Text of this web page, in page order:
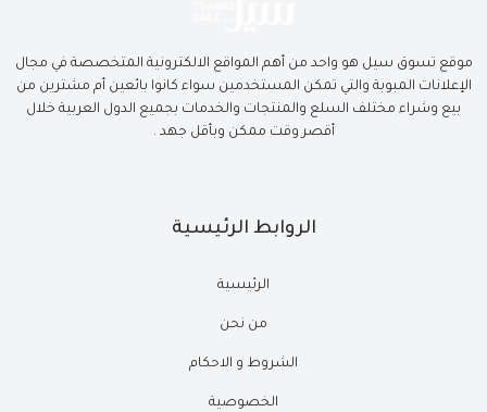
موقع تسوق سيل هو واحد من أهم المواقع الالكترونية المتخصصة في مجال
الإعلانات المبوبة والتي تمكن المستخدمين سواء كانوا بائعين أم مشترين من
بيع وشراء مختلف السلع والمنتجات والخدمات بجميع الدول العربية خلال
أقصر وقت ممكن وبأقل جهد .
الروابط الرئيسية
الرئيسية
من نحن
الشروط و الاحكام
الخصوصية